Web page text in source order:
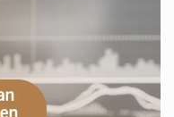
El Departamento de Agricultura de Estados Unidos (USDA) suspendió el 5 de agosto de 2026…